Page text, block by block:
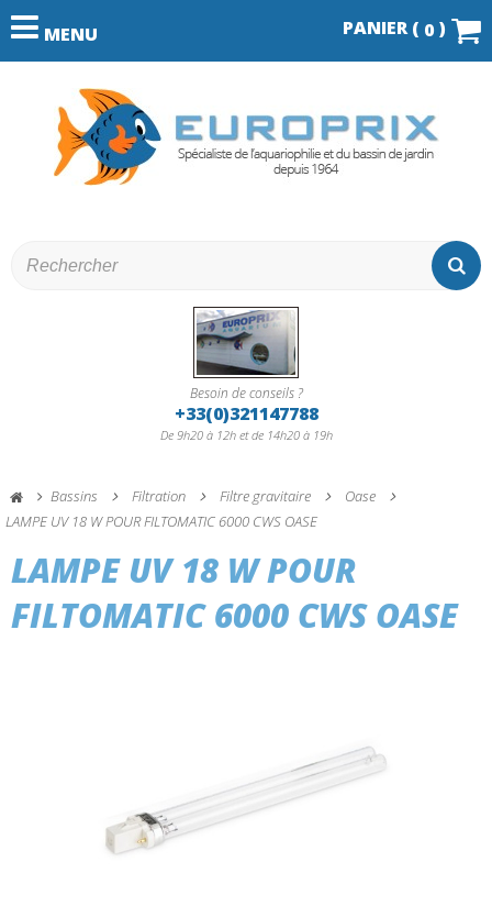
MENU PANIER ( 0 )
Besoin de conseils ?
+33(0)321147788
De 9h20 à 12h et de 14h20 à 19h
Bassins Filtration Filtre gravitaire
Oase
LAMPE UV 18 W POUR FILTOMATIC 6000 CWS OASE
LAMPE UV 18 W POUR
FILTOMATIC 6000 CWS OASE